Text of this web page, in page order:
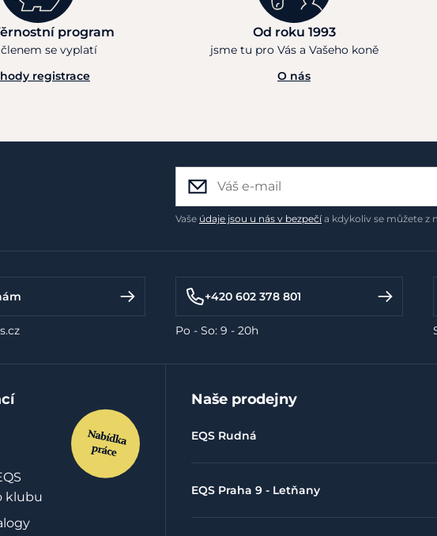
program
se vyplatí
registrace
Od roku 1993
jsme tu pro Vás a Vašeho koně
O nás
Vaše údaje jsou u nás v bezpečía kdykoliv se můžete z
+420 602 378 801
Po - So: 9 - 20h
klubu
Naše prodejny
EQS Rudná
EQS Praha 9 - Letňany